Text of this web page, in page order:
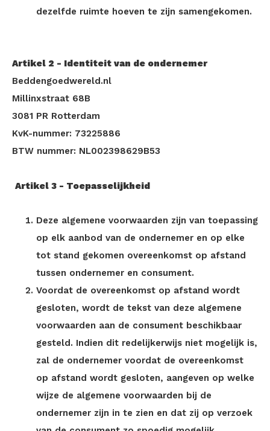
dezelfde ruimte hoeven te zijn samengekomen.
Artikel 2 - Identiteit van de ondernemer
Beddengoedwereld.nl
Millinxstraat 68B
3081 PR Rotterdam
KvK-nummer: 73225886
BTW nummer: NL002398629B53
Artikel 3 - Toepasselijkheid
Deze algemene voorwaarden zijn van toepassing
op elk aanbod van de ondernemer en op elke
tot stand gekomen overeenkomst op afstand
tussen ondernemer en consument.
Voordat de overeenkomst op afstand wordt
gesloten, wordt de tekst van deze algemene
voorwaarden aan de consument beschikbaar
gesteld. Indien dit redelijkerwijs niet mogelijk is,
zal de ondernemer voordat de overeenkomst
op afstand wordt gesloten, aangeven op welke
wijze de algemene voorwaarden bij de
ondernemer zijn in te zien en dat zij op verzoek